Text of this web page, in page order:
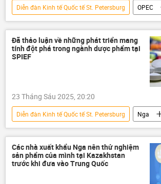
Diễn đàn Kinh tế Quốc tế St. Petersburg
OPEC
Nga
Thế giới
Chính trị
Vladimir Putin
năng lượng
St. Petersburg
quan hệ
Đã thảo luận về những phát triển mang
tính đột phá trong ngành dược phẩm tại
SPIEF
23 Tháng Sáu 2025, 20:20
Diễn đàn Kinh tế Quốc tế St. Petersburg
Nga
y tế
SPIEF 2025
St. Petersburg
Thế giới
thông tin
công nghệ
Bộ Y tế Nga
thuốc doanh nghiệp
Các nhà xuất khẩu Nga nên thử nghiệm
sản phẩm của mình tại Kazakhstan
trước khi đưa vào Trung Quốc